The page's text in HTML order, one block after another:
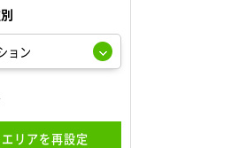
エリアを再設定